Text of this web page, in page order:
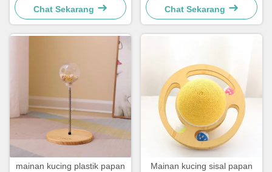
Praktis
Chat Sekarang
Praktis
Chat Sekarang
mainan kucing plastik papan
Mainan kucing sisal papan